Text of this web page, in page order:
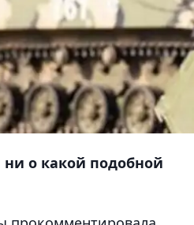
ни о какой подобной